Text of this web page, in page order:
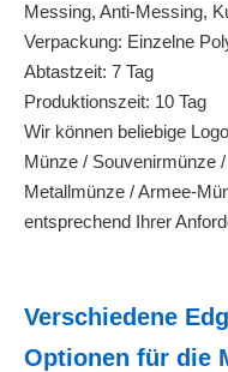
Messing, Anti-Messing,
Verpackung: Einzelne
Abtastzeit: 7 Tag
Produktionszeit: 10 Tag
Wir können beliebige
Münze / Souvenirmünze
Metallmünze / Armee-
entsprechend Ihrer
Verschiedene
Optionen für die